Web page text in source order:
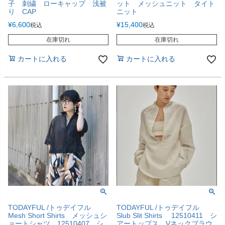
子 刺繍 ローキャップ 浅被
り CAP
¥6,600税込
在庫切れ
カートに入れる
ット メッシュニット タイト
ニット
¥15,400税込
在庫切れ
カートに入れる
TODAYFUL /トゥデイフル
Mesh Short Shirts メッシュシ
TODAYFUL /トゥデイフル
Slub Slit Shirts 12510411 シ